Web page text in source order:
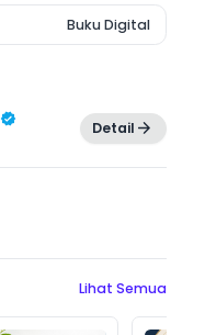
Buku Digital
Detail
Lihat Semua